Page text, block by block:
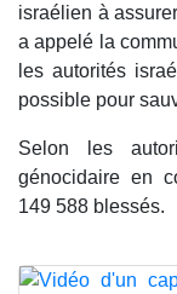
israélien à
a appelé la
les autorités
possible pour
Selon les
génocidaire en
149 588 blessés.